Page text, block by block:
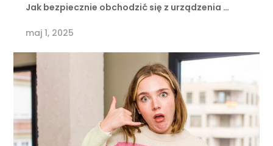
Jak bezpiecznie obchodzić się z urządzenia …
maj 1, 2025